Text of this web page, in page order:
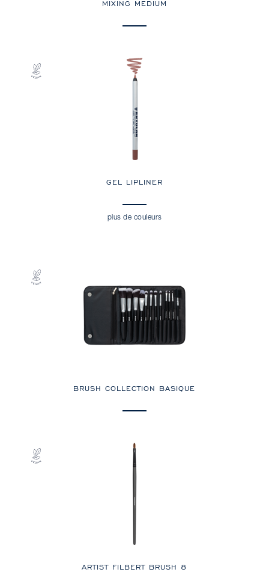
MIXING MEDIUM
GEL LIPLINER
plus de couleurs
BRUSH COLLECTION BASIQUE
ARTIST FILBERT BRUSH 8